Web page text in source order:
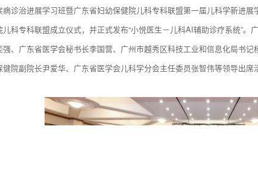
病诊治进展学习班暨广东省妇幼保健院儿科专科联盟第一届儿科学新进
儿科专科联盟成立仪式，并正式发布“小悦医生－儿科AI辅助诊疗系统”
强、广东省医学会秘书长李国营、广州市越秀区科技工业和信息化局书记
健院副院长尹爱华、广东省医学会儿科学分会主任委员张智伟等领导出